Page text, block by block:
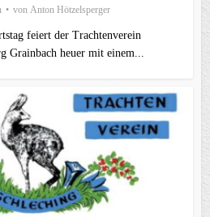
von Anton Hötzelsperger
feiert der Trachtenverein
Grainbach heuer mit einem...